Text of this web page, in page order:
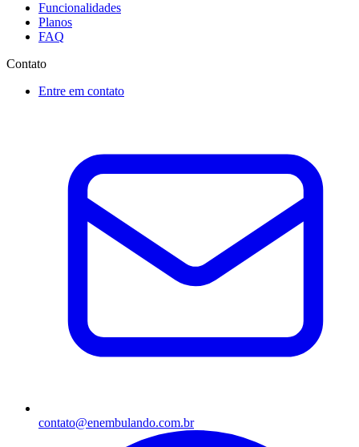
Funcionalidades
Planos
FAQ
Contato
Entre em contato
contato@enembulando.com.br